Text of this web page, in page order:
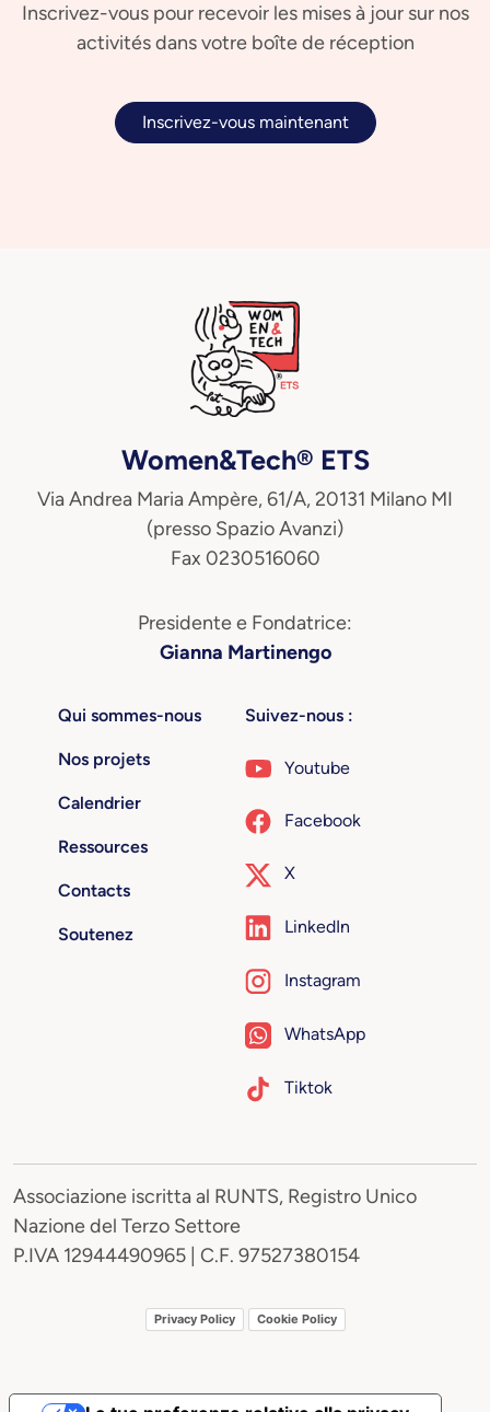
Inscrivez-vous pour recevoir les mises à jour sur nos
activités dans votre boîte de réception
Inscrivez-vous maintenant
Women&Tech® ETS
Via Andrea Maria Ampère, 61/A, 20131 Milano MI
(presso Spazio Avanzi)
Fax 0230516060
Presidente e Fondatrice:
Gianna Martinengo
Qui sommes-nous
Nos projets
Calendrier
Ressources
Contacts
Soutenez
Suivez-nous :
Youtube
Facebook
X
LinkedIn
Instagram
WhatsApp
Tiktok
Associazione iscritta al RUNTS, Registro Unico
Nazione del Terzo Settore
P.IVA 12944490965 | C.F. 97527380154
Privacy Policy Cookie Policy